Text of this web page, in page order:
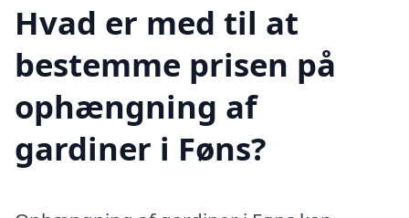
Hvad er med til at
bestemme prisen på
ophængning af
gardiner i Føns?